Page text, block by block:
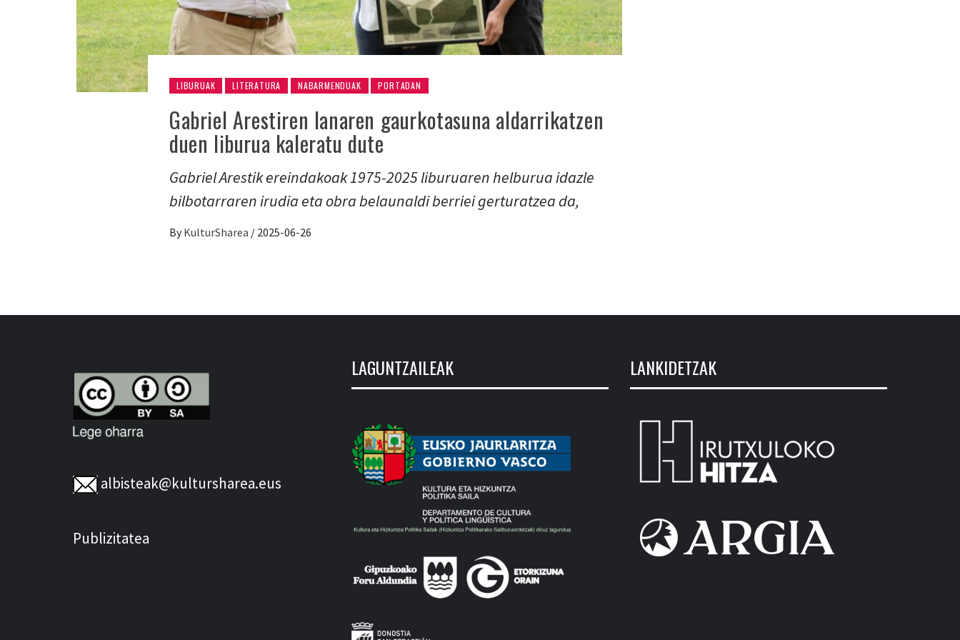
LIBURUAK LITERATURA NABARMENDUAK PORTADAN
Gabriel Arestiren lanaren gaurkotasuna aldarrikatzen
duen liburua kaleratu dute
Gabriel Arestik ereindakoak 1975-2025 liburuaren helburua idazle
bilbotarraren irudia eta obra belaunaldi berriei gerturatzea da,
By KulturSharea / 2025-06-26
albisteak@kultursharea.eus
Publizitatea
LAGUNTZAILEAK LANKIDETZAK